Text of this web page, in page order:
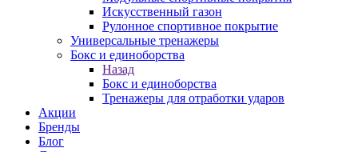
Искусственный газон
Рулонное спортивное покрытие
Универсальные тренажеры
Бокс и единоборства
Назад
Бокс и единоборства
Тренажеры для отработки ударов
Акции
Бренды
Блог